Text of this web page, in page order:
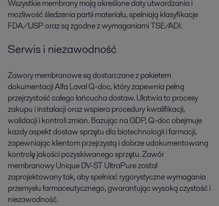
Wszystkie membrany mają określone daty utwardzania i
możliwość śledzenia partii materiału, spełniają klasyfikacje
FDA/USP oraz są zgodne z wymaganiami TSE/ADI.
Serwis i niezawodność
Zawory membranowe są dostarczane z pakietem
dokumentacji Alfa Laval Q-doc, który zapewnia pełną
przejrzystość całego łańcucha dostaw. Ułatwia to procesy
zakupu i instalacji oraz wspiera procedury kwalifikacji,
walidacji i kontroli zmian. Bazując na GDP, Q-doc obejmuje
każdy aspekt dostaw sprzętu dla biotechnologii i farmacji,
zapewniając klientom przejrzystą i dobrze udokumentowaną
kontrolę jakości pozyskiwanego sprzętu. Zawór
membranowy Unique DV-ST UltraPure został
zaprojektowany tak, aby spełniać rygorystyczne wymagania
przemysłu farmaceutycznego, gwarantując wysoką czystość i
niezawodność.